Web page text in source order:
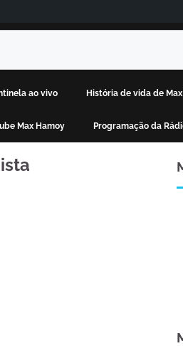
ao vivo História de vida de
Max Hamoy Programação da